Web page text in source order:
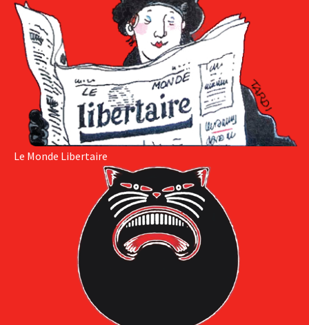
Le Monde Libertaire